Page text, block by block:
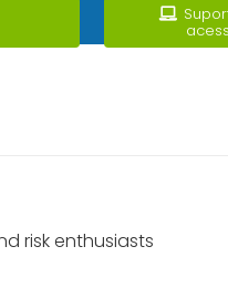
risk enthusiasts